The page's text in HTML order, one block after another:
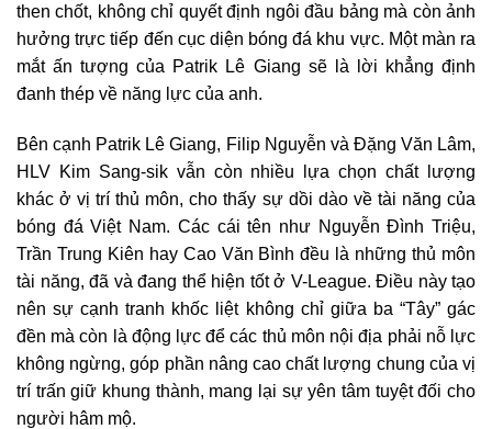
then chốt, không chỉ quyết định ngôi đầu bảng mà còn ảnh
hưởng trực tiếp đến cục diện bóng đá khu vực. Một màn ra
mắt ấn tượng của Patrik Lê Giang sẽ là lời khẳng định
đanh thép về năng lực của anh.
Bên cạnh Patrik Lê Giang, Filip Nguyễn và Đặng Văn Lâm,
HLV Kim Sang-sik vẫn còn nhiều lựa chọn chất lượng
khác ở vị trí thủ môn, cho thấy sự dồi dào về tài năng của
bóng đá Việt Nam. Các cái tên như Nguyễn Đình Triệu,
Trần Trung Kiên hay Cao Văn Bình đều là những thủ môn
tài năng, đã và đang thể hiện tốt ở V-League. Điều này tạo
nên sự cạnh tranh khốc liệt không chỉ giữa ba “Tây” gác
đền mà còn là động lực để các thủ môn nội địa phải nỗ lực
không ngừng, góp phần nâng cao chất lượng chung của vị
trí trấn giữ khung thành, mang lại sự yên tâm tuyệt đối cho
người hâm mộ.